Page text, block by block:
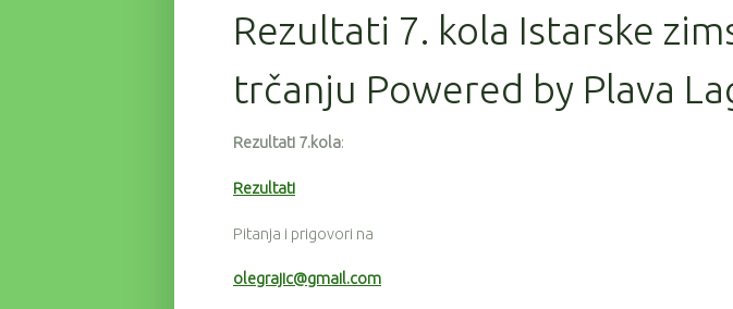
Rezultati 7. kola Istarske
trčanju Powered by Plava
Rezultati 7.kola:
Rezultati
Pitanja i prigovori na
olegrajic@gmail.com